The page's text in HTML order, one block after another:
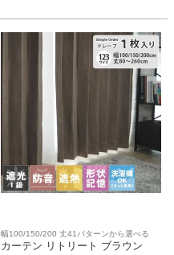
幅100/150/200 丈41パターンから選べる
カーテン リトリート ブラウン